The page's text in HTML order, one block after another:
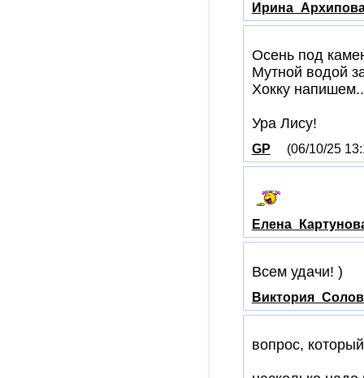
Осень под
Мутной водой
Хокку
Ура Лису!
GP (06/10/25
Всем удачи! )
вопрос,